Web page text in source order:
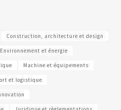
Construction, architecture et design
Environnement et énergie
Machine et équipements
et logistique